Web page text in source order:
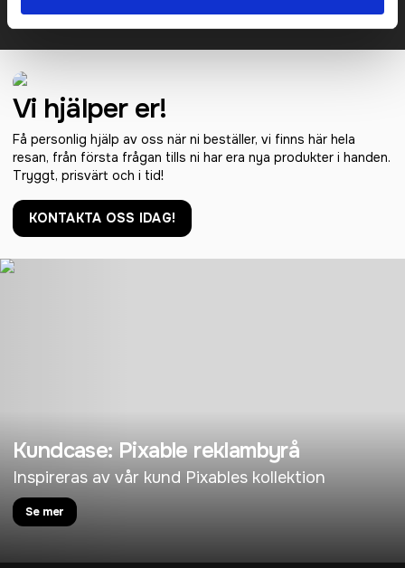
Vi hjälper er!
Få personlig hjälp av oss när ni beställer, vi finns här hela
resan, från första frågan tills ni har era nya produkter i handen.
Tryggt, prisvärt och i tid!
KONTAKTA OSS IDAG!
Kundcase: Pixable reklambyrå
Inspireras av vår kund Pixables kollektion
Se mer